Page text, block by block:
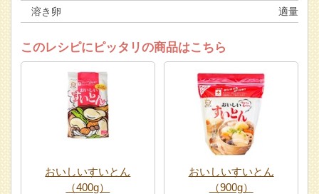
溶き卵
適量
このレシピにピッタリの商品はこちら
おいしいすいとん
（400g）
おいしいすいとん
（900g）